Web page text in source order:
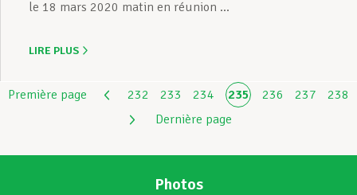
le 18 mars 2020 matin en réunion ...
LIRE PLUS
Première page 232 233 234 235 236 237
238
Dernière page
Photos